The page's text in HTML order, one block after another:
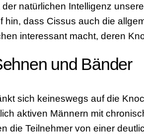
natürlichen Intelligenz
dass Cissus auch die
interessant macht, deren
und Bänder
sich keineswegs auf die
aktiven Männern mit
die Teilnehmer von einer